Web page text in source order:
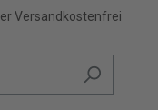
Versandkostenfrei